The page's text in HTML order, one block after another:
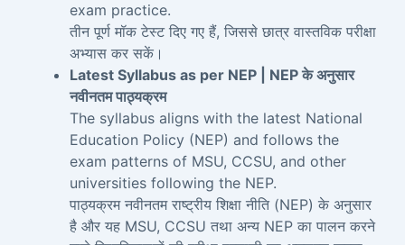
exam practice.
तीन पूर्ण मॉक टेस्ट दिए गए हैं, जिससे छात्र वास्तविक परीक्षा
अभ्यास कर सकें।
Latest Syllabus as per NEP | NEP के अनुसार
नवीनतम पाठ्यक्रम
The syllabus aligns with the latest National
Education Policy (NEP) and follows the
exam patterns of MSU, CCSU, and other
universities following the NEP.
पाठ्यक्रम नवीनतम राष्ट्रीय शिक्षा नीति (NEP) के अनुसार
है और यह MSU, CCSU तथा अन्य NEP का पालन करने